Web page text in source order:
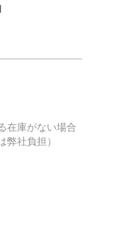
在庫がない場合
社負担）